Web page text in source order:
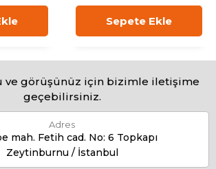
Sepete Ekle
ve görüşünüz için bizimle iletişime
geçebilirsiniz.
Adres
mah. Fetih cad. No: 6 Topkapı
Zeytinburnu / İstanbul